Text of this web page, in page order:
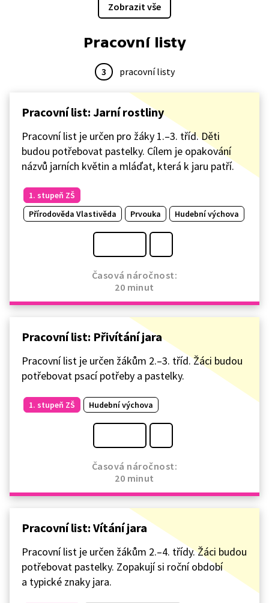
Zobrazit vše
Pracovní listy
3 pracovní listy
Pracovní list: Jarní rostliny
Pracovní list je určen pro žáky 1.–3. tříd. Děti
budou potřebovat pastelky. Cílem je opakování
názvů jarních květin a mláďat, která k jaru patří.
1. stupeň ZŠ
Přírodověda Vlastivěda
Prvouka Hudební výchova
Časová náročnost:
20 minut
Pracovní list: Přivítání jara
Pracovní list je určen žákům 2.–3. tříd. Žáci budou
potřebovat psací potřeby a pastelky.
1. stupeň ZŠ Hudební výchova
Časová náročnost:
20 minut
Pracovní list: Vítání jara
Pracovní list je určen žákům 2.–4. třídy. Žáci budou
potřebovat pastelky. Zopakují si roční období
a typické znaky jara.